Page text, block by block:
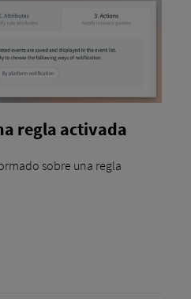
regla activada
sobre una regla